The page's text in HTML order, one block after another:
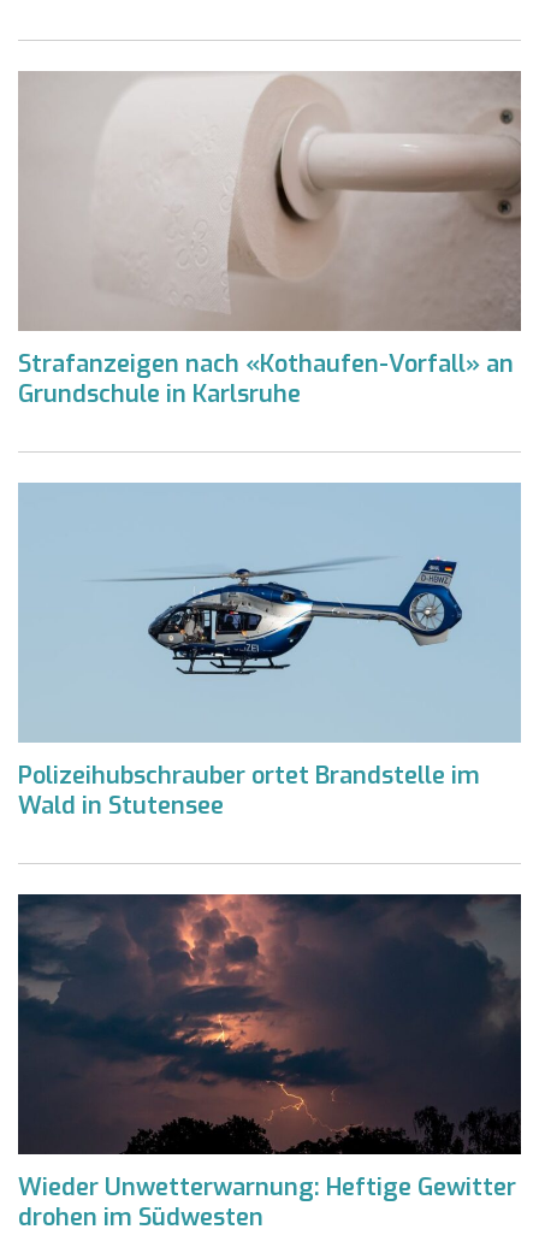
Strafanzeigen nach «Kothaufen-Vorfall» an
Grundschule in Karlsruhe
Polizeihubschrauber ortet Brandstelle im
Wald in Stutensee
Wieder Unwetterwarnung: Heftige Gewitter
drohen im Südwesten